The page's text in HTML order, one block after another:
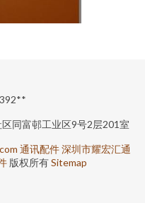
同富邨工业区9号2层201室
通讯配件 深圳市耀宏汇通
版权所有Sitemap